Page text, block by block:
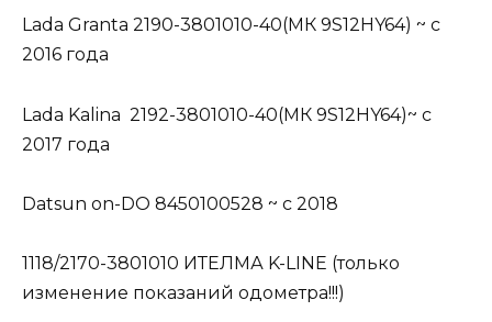
Lada Granta 2190-3801010-40(МК 9S12HY64) ~ c
2016 года
Lada Kalina 2192-3801010-40(МК 9S12HY64)~ c
2017 года
Datsun on-DO 8450100528 ~ c 2018
1118/2170-3801010 ИТЕЛМА K-LINE (только
изменение показаний одометра!!!)